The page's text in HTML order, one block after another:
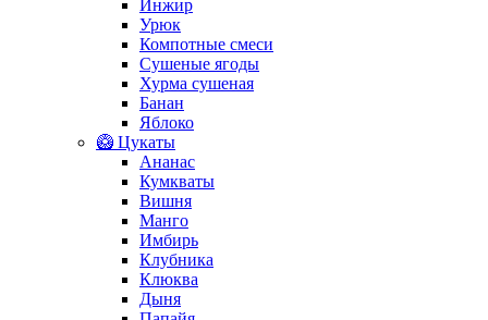
Инжир
Урюк
Компотные смеси
Сушеные ягоды
Хурма сушеная
Банан
Яблоко
🥝 Цукаты
Ананас
Кумкваты
Вишня
Манго
Имбирь
Клубника
Клюква
Дыня